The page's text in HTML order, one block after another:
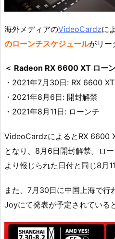
海外メディアのVideoCardzに
のローンチスケジュールがリー
＜ Radeon RX 6600 XT ロー
・2021年7月30日: RX 6600
・2021年8月6日: 開封解禁
・2021年8月11日: ローンチ
VideoCardzによるとRX 6600
となり、8月6日開封解禁。ロー
より報じられた日付と同じ8月
また、7月30日に中国上海で行
Joyにて発表が予定されている